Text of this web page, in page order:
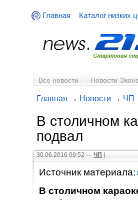
Главная Каталог низких
Все новости Новости
Главная → Новости → ЧП
В столичном
подвал
30.06.2016 09:52 — ЧП
Источник материала:
В столичном